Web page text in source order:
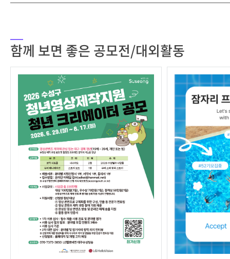
함께 보면 좋은 공모전/대외활동